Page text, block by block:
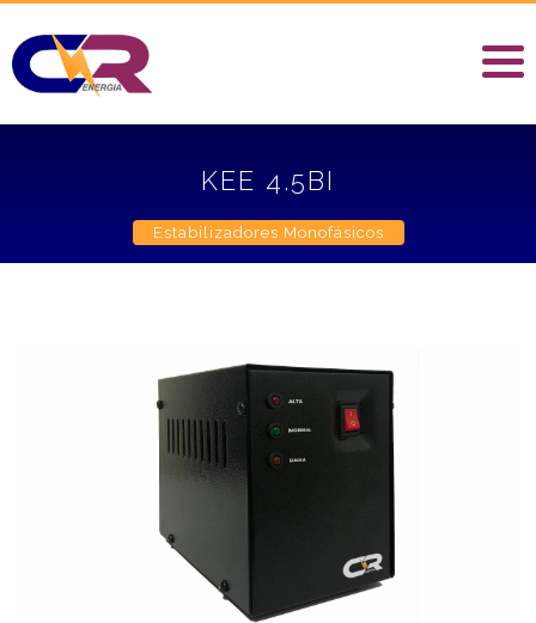
KEE 4.5BI
Estabilizadores Monofásicos